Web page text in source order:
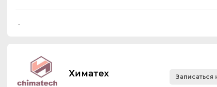
-
Химатех Записаться